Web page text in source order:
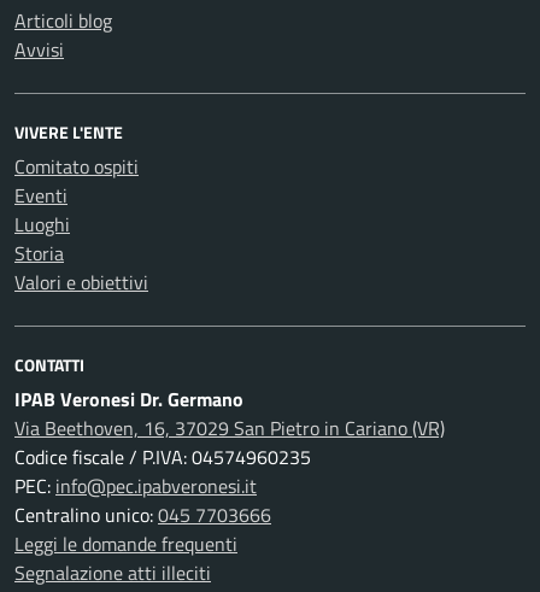
Articoli blog
Avvisi
VIVERE L'ENTE
Comitato ospiti
Eventi
Luoghi
Storia
Valori e obiettivi
CONTATTI
IPAB Veronesi Dr. Germano
Via Beethoven, 16, 37029 San Pietro in Cariano (VR)
Codice fiscale / P.IVA: 04574960235
PEC: info@pec.ipabveronesi.it
Centralino unico:045 7703666
Leggi le domande frequenti
Segnalazione atti illeciti